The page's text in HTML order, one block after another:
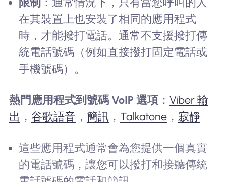
在其裝置上也安裝了相同的應用程式
時，才能撥打電話。通常不支援撥打傳
統電話號碼（例如直接撥打固定電話或
手機號碼）。
熱門應用程式到號碼 VoIP 選項： Viber 輸
出 ， 谷歌語音 ， 簡訊 ， Talkatone， 寂靜
這些應用程式通常會為您提供一個真實
的電話號碼，讓您可以撥打和接聽傳統